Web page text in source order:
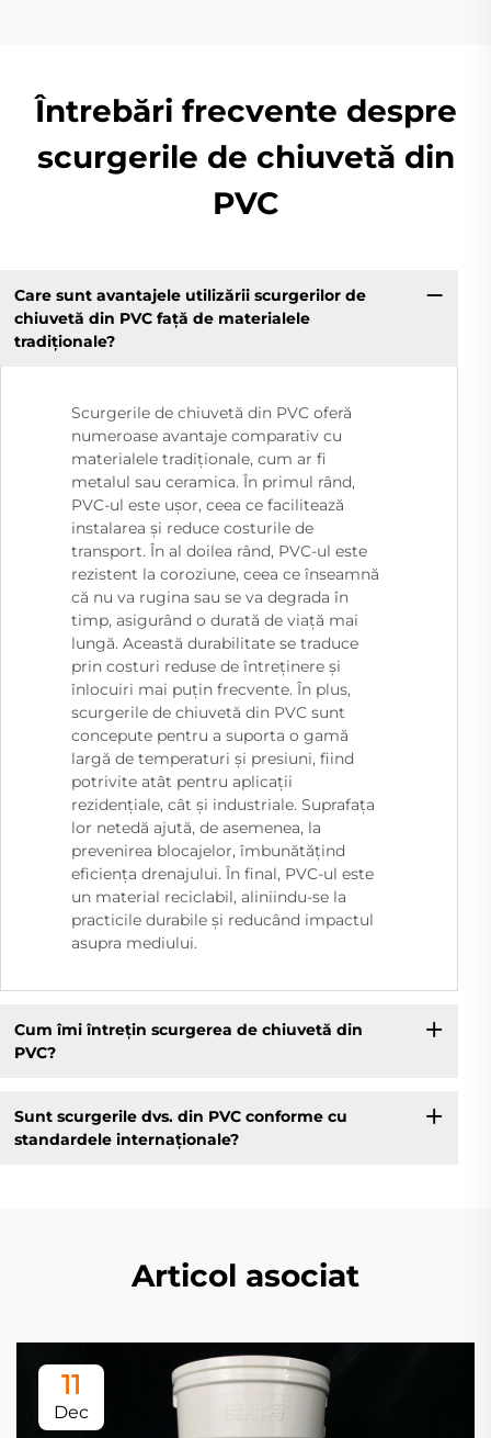
Întrebări frecvente despre
scurgerile de chiuvetă din
PVC
Care sunt avantajele utilizării scurgerilor de
chiuvetă din PVC față de materialele
tradiționale?
Scurgerile de chiuvetă din PVC oferă
numeroase avantaje comparativ cu
materialele tradiționale, cum ar fi
metalul sau ceramica. În primul rând,
PVC-ul este ușor, ceea ce facilitează
instalarea și reduce costurile de
transport. În al doilea rând, PVC-ul este
rezistent la coroziune, ceea ce înseamnă
că nu va rugina sau se va degrada în
timp, asigurând o durată de viață mai
lungă. Această durabilitate se traduce
prin costuri reduse de întreținere și
înlocuiri mai puțin frecvente. În plus,
scurgerile de chiuvetă din PVC sunt
concepute pentru a suporta o gamă
largă de temperaturi și presiuni, fiind
potrivite atât pentru aplicații
rezidențiale, cât și industriale. Suprafața
lor netedă ajută, de asemenea, la
prevenirea blocajelor, îmbunătățind
eficiența drenajului. În final, PVC-ul este
un material reciclabil, aliniindu-se la
practicile durabile și reducând impactul
asupra mediului.
Cum îmi întrețin scurgerea de chiuvetă din
PVC?
Sunt scurgerile dvs. din PVC conforme cu
standardele internaționale?
Articol asociat
11
Dec